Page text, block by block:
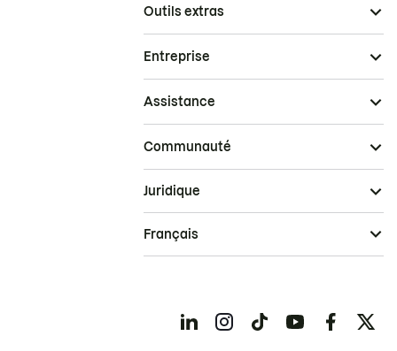
Outils extras
Entreprise
Assistance
Communauté
Juridique
Français